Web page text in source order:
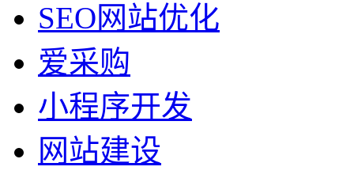
SEO网站优化
爱采购
小程序开发
网站建设